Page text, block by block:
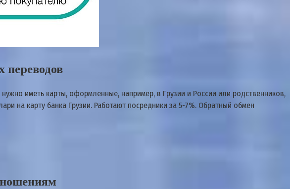
иметь карты, оформленные, например, в Грузии и России или родственников,
на карту банка Грузии. Работают посредники за 5-7%. Обратный обмен